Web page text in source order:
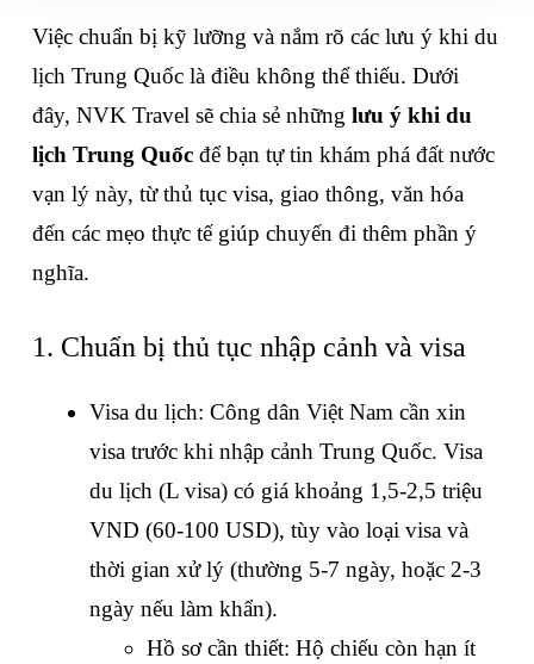
Việc chuẩn bị kỹ lưỡng và nắm rõ các lưu ý khi du
lịch Trung Quốc là điều không thể thiếu. Dưới
đây, NVK Travel sẽ chia sẻ những lưu ý khi du
lịch Trung Quốc để bạn tự tin khám phá đất nước
vạn lý này, từ thủ tục visa, giao thông, văn hóa
đến các mẹo thực tế giúp chuyến đi thêm phần ý
nghĩa.
1. Chuẩn bị thủ tục nhập cảnh và visa
Visa du lịch: Công dân Việt Nam cần xin
visa trước khi nhập cảnh Trung Quốc. Visa
du lịch (L visa) có giá khoảng 1,5-2,5 triệu
VND (60-100 USD), tùy vào loại visa và
thời gian xử lý (thường 5-7 ngày, hoặc 2-3
ngày nếu làm khẩn).
Hồ sơ cần thiết: Hộ chiếu còn hạn ít